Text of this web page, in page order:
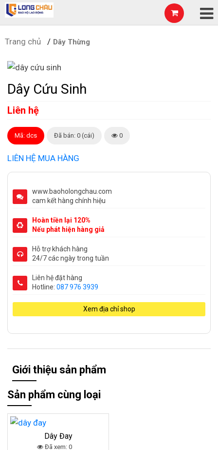
Trang chủ Dây Thừng
Dây Cứu Sinh
Liên hệ
Mã: dcs Đã bán: 0 (cái) 0
LIÊN HỆ MUA HÀNG
www.baoholongchau.com
cam kết hàng chính hiệu
Hoàn tiền lại 120%
Nếu phát hiện hàng giả
Hỗ trợ khách hàng
24/7 các ngày trong tuần
Liên hệ đặt hàng
Hotline: 087 976 3939
Xem địa chỉ shop
Giới thiệu sản phẩm
Sản phẩm cùng loại
Dây Đay
Đã xem: 0